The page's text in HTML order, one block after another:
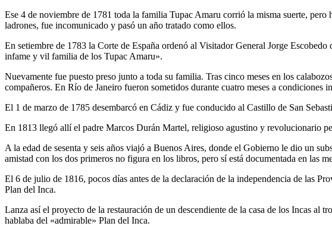
Ese 4 de noviembre de 1781 toda la familia Tupac Amaru corrió la misma suerte,
ladrones, fue incomunicado y pasó un año tratado como ellos.
En setiembre de 1783 la Corte de España ordenó al Visitador General Jorge
infame y vil familia de los Tupac Amaru».
Nuevamente fue puesto preso junto a toda su familia. Tras cinco meses en los
compañeros. En Río de Janeiro fueron sometidos durante cuatro meses a condiciones
El 1 de marzo de 1785 desembarcó en Cádiz y fue conducido al Castillo de San
En 1813 llegó allí el padre Marcos Durán Martel, religioso agustino y revolucionario
A la edad de sesenta y seis años viajó a Buenos Aires, donde el Gobierno le dio un
amistad con los dos primeros no figura en los libros, pero sí está documentada en las
El 6 de julio de 1816, pocos días antes de la declaración de la independencia de las
Plan del Inca.
Lanza así el proyecto de la restauración de un descendiente de la casa de los Incas al
hablaba del «admirable» Plan del Inca.